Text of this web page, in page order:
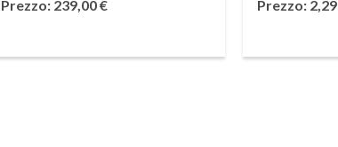
CONVESSA MIDI PER
RITAGLIATA 15-25 MM 30
Prezzo: 239,00€ Prezzo: 2,29